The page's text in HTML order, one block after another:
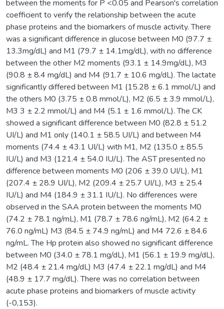
between the moments for P <0.05 and Pearson's correlation
coefficient to verify the relationship between the acute
phase proteins and the biomarkers of muscle activity. There
was a significant difference in glucose between M0 (97.7 ±
13.3mg/dL) and M1 (79.7 ± 14.1mg/dL), with no difference
between the other M2 moments (93.1 ± 14.9mg/dL), M3
(90.8 ± 8.4 mg/dL) and M4 (91.7 ± 10.6 mg/dL). The lactate
significantly differed between M1 (15.28 ± 6.1 mmol/L) and
the others M0 (3.75 ± 0.8 mmol/L), M2 (6.5 ± 3.9 mmol/L),
M3 3 ± 2.2 mmol/L) and M4 (5.1 ± 1.6 mmol/L). The CK
showed a significant difference between M0 (82.8 ± 51.2
UI/L) and M1 only (140.1 ± 58.5 UI/L) and between M4
moments (74.4 ± 43.1 UI/L) with M1, M2 (135.0 ± 85.5
IU/L) and M3 (121.4 ± 54.0 IU/L). The AST presented no
difference between moments M0 (206 ± 39.0 UI/L), M1
(207.4 ± 28.9 UI/L), M2 (209.4 ± 25.7 UI/L), M3 ± 25.4
IU/L) and M4 (184.9 ± 31.1 IU/L). No differences were
observed in the SAA protein between the moments M0
(74.2 ± 78.1 ng/mL), M1 (78.7 ± 78.6 ng/mL), M2 (64.2 ±
76.0 ng/mL) M3 (84.5 ± 74.9 ng/mL) and M4 72.6 ± 84.6
ng/mL. The Hp protein also showed no significant difference
between M0 (34.0 ± 78.1 mg/dL), M1 (56.1 ± 19.9 mg/dL),
M2 (48.4 ± 21.4 mg/dL) M3 (47.4 ± 22.1 mg/dL) and M4
(48.9 ± 17.7 mg/dL). There was no correlation between
acute phase proteins and biomarkers of muscle activity
(-0,153).